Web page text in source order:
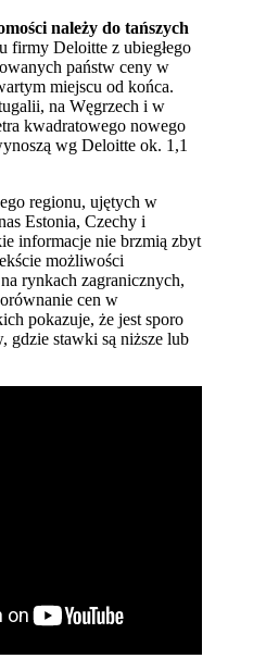
należy do tańszych
firmy Deloitte z ubiegłego
państw ceny w
miejscu od końca.
na Węgrzech i w
kwadratowego nowego
wg Deloitte ok. 1,1
regionu, ujętych w
Estonia, Czechy i
informacje nie brzmią zbyt
możliwości
rynkach zagranicznych,
cen w
pokazuje, że jest sporo
gdzie stawki są niższe lub